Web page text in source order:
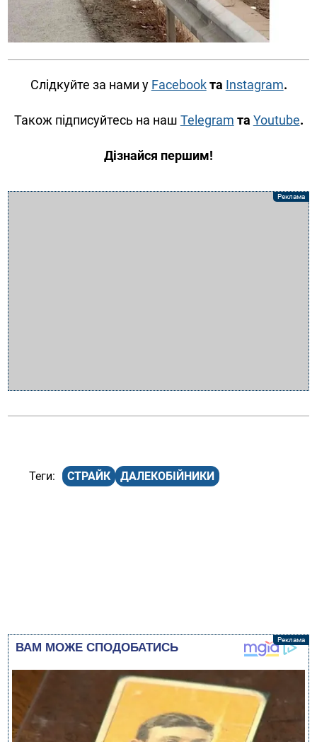
Слідкуйте за нами у Facebookта Instagram.
Також підписуйтесь на наш Telegram та Youtube.
Дізнайся першим!
СТРАЙК ДАЛЕКОБІЙНИКИ